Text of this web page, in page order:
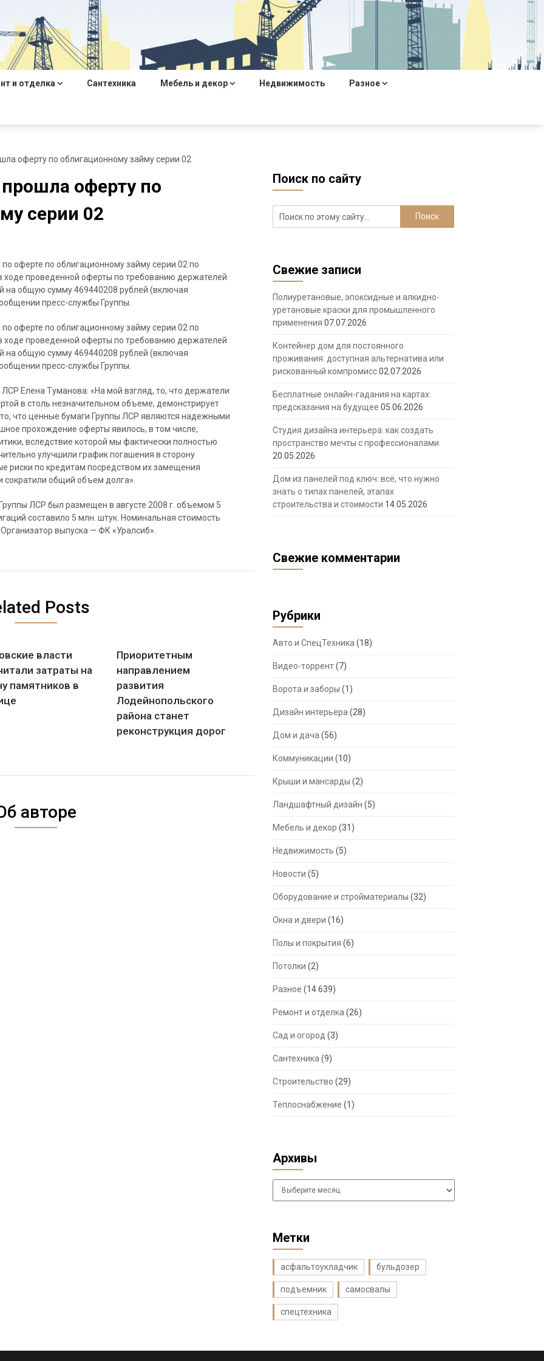
и отделка Сантехника Мебель и декор Недвижимость Разное
оферту по облигационному займу серии 02
оферту по
серии 02
оферте по облигационному займу серии 02 по
ходе проведенной оферты по требованию держателей
на общую сумму 469440208 рублей (включая
пресс-службы Группы.
оферте по облигационному займу серии 02 по
ходе проведенной оферты по требованию держателей
на общую сумму 469440208 рублей (включая
пресс-службы Группы.
Елена Туманова: «На мой взгляд, то, что держатели
в столь незначительном объеме, демонстрирует
что ценные бумаги Группы ЛСР являются надежными
прохождение оферты явилось, в том числе,
вследствие которой мы фактически полностью
улучшили график погашения в сторону
риски по кредитам посредством их замещения
общий объем долга».
ЛСР был размещен в августе 2008 г. объемом 5
составило 5 млн. штук. Номинальная стоимость
выпуска — ФК «Уралсиб».
Posts
власти
затраты на
памятников в
Приоритетным
направлением
развития
Лодейнопольского
района станет
реконструкция дорог
авторе
Поиск по сайту
Свежие записи
Полиуретановые, эпоксидные и алкидно-
уретановые краски для промышленного
применения 07.07.2026
Контейнер дом для постоянного
проживания: доступная альтернатива или
рискованный компромисс02.07.2026
Бесплатные онлайн-гадания на картах:
предсказания на будущее 05.06.2026
Студия дизайна интерьера: как создать
пространство мечты с профессионалами
20.05.2026
Дом из панелей под ключ: всё, что нужно
знать о типах панелей, этапах
строительства и стоимости 14.05.2026
Свежие комментарии
Рубрики
Авто и СпецТехника (18)
Видео-торрент(7)
Ворота и заборы (1)
Дизайн интерьера (28)
Дом и дача (56)
Коммуникации (10)
Крыши и мансарды (2)
Ландшафтный дизайн (5)
Мебель и декор (31)
Недвижимость (5)
Новости (5)
Оборудование и стройматериалы (32)
Окна и двери (16)
Полы и покрытия (6)
Потолки (2)
Разное (14 639)
Ремонт и отделка (26)
Сад и огород (3)
Сантехника (9)
Строительство (29)
Теплоснабжение (1)
Архивы
Архивы
Метки
асфальтоукладчик бульдозер
подъемник самосвалы
спецтехника